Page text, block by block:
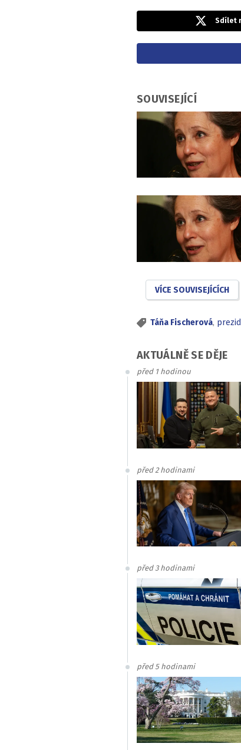
Sdílet
SOUVISEJÍCÍ
VÍCE SOUVISEJÍCÍCH
Táňa Fischerová,
AKTUÁLNĚ SE DĚJE
před 1 hodinou
před 2 hodinami
před 3 hodinami
před 5 hodinami